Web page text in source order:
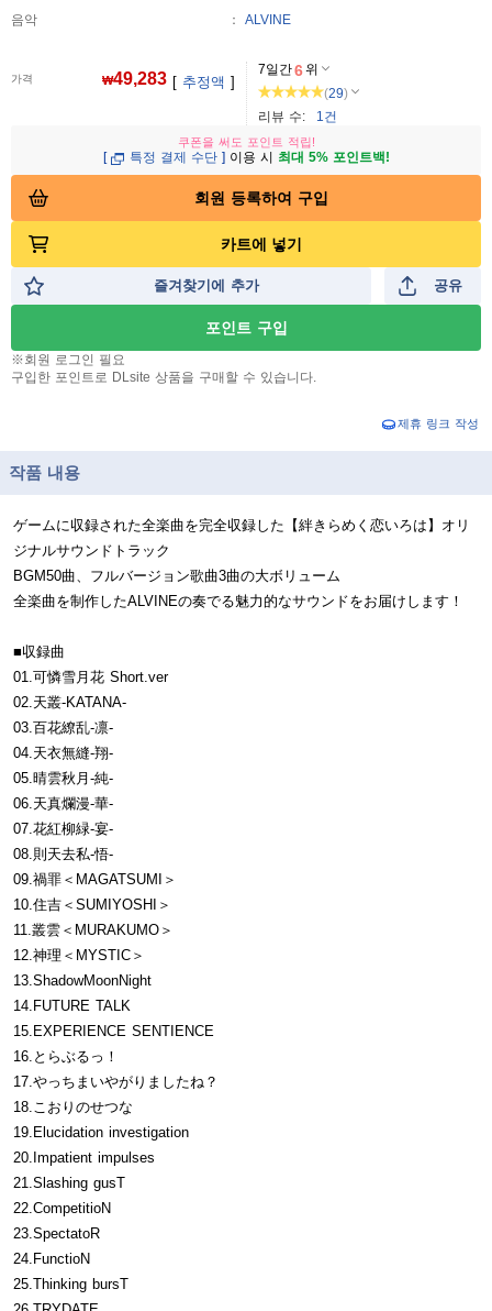
음악
ALVINE
가격 ₩49,283 [ 추정액 ]
7일간6위
(29)
리뷰 수:
1건
쿠폰을 써도 포인트 적립!
[ 특정 결제 수단] 이용 시 최대 5% 포인트백!
회원 등록하여 구입
카트에 넣기
즐겨찾기에 추가 공유
포인트 구입
※회원 로그인 필요
구입한 포인트로 DLsite 상품을 구매할 수 있습니다.
제휴 링크 작성
작품 내용
ゲームに収録された全楽曲を完全収録した【絆きらめく恋いろは】オリ
ジナルサウンドトラック
BGM50曲、フルバージョン歌曲3曲の大ボリューム
全楽曲を制作したALVINEの奏でる魅力的なサウンドをお届けします！
■収録曲
01.可憐雪月花 Short.ver
02.天叢-KATANA-
03.百花繚乱-凛-
04.天衣無縫-翔-
05.晴雲秋月-純-
06.天真爛漫-華-
07.花紅柳緑-宴-
08.則天去私-悟-
09.禍罪＜MAGATSUMI＞
10.住吉＜SUMIYOSHI＞
11.叢雲＜MURAKUMO＞
12.神理＜MYSTIC＞
13.ShadowMoonNight
14.FUTURE TALK
15.EXPERIENCE SENTIENCE
16.とらぶるっ！
17.やっちまいやがりましたね？
18.こおりのせつな
19.Elucidation investigation
20.Impatient impulses
21.Slashing gusT
22.CompetitioN
23.SpectatoR
24.FunctioN
25.Thinking bursT